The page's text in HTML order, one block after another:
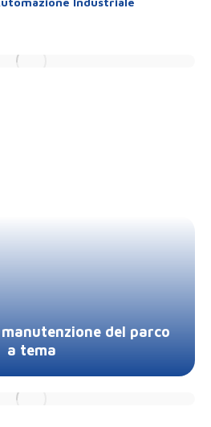
del parco
a tema